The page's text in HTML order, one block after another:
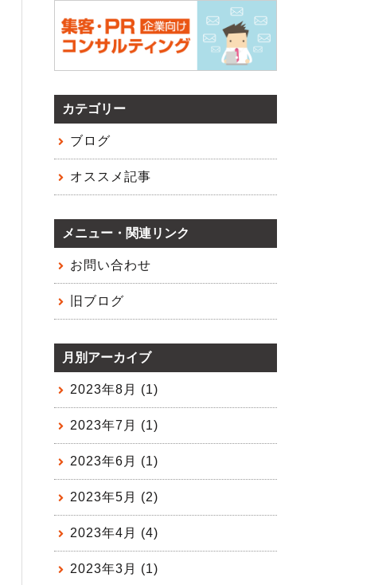
カテゴリー
ブログ
オススメ記事
メニュー・関連リンク
お問い合わせ
旧ブログ
月別アーカイブ
2023年8月 (1)
2023年7月 (1)
2023年6月 (1)
2023年5月 (2)
2023年4月 (4)
2023年3月 (1)